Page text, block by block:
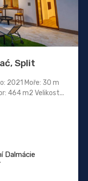
Split
2021 Moře: 30 m
464 m2 Velikost...
Dalmácie